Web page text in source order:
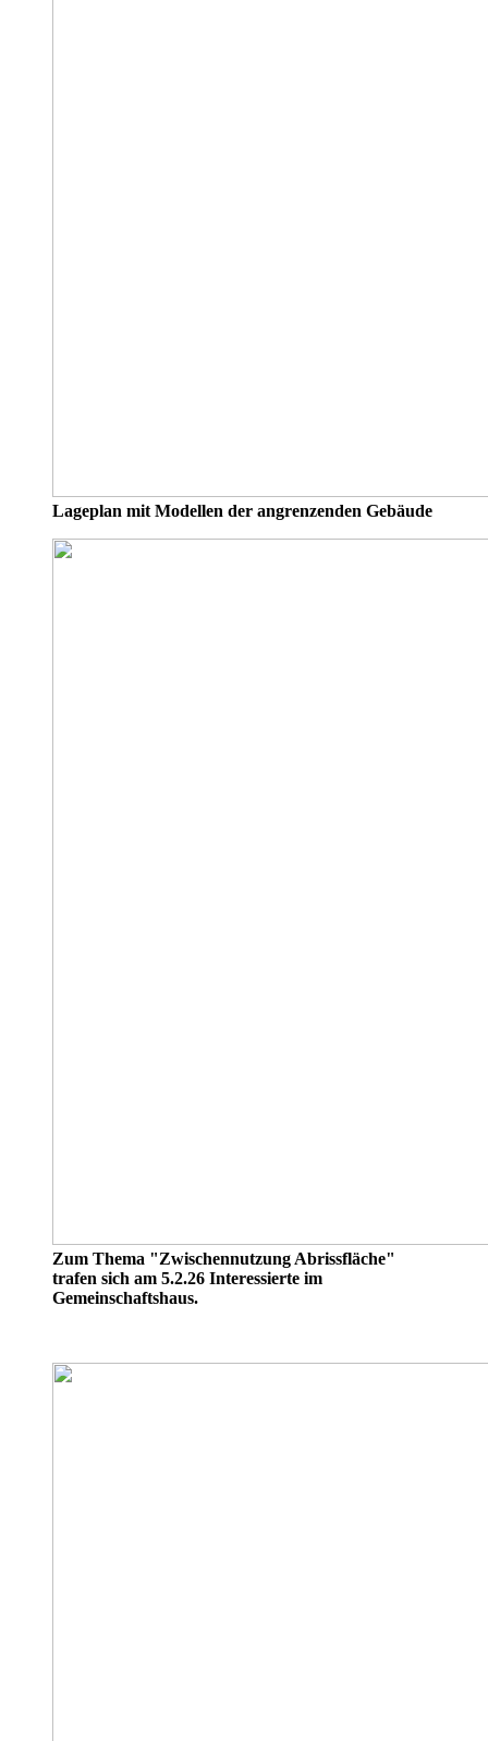
Lageplan mit Modellen der angrenzenden Gebäude
Zum Thema "Zwischennutzung Abrissfläche"
trafen sich am 5.2.26 Interessierte im
Gemeinschaftshaus.